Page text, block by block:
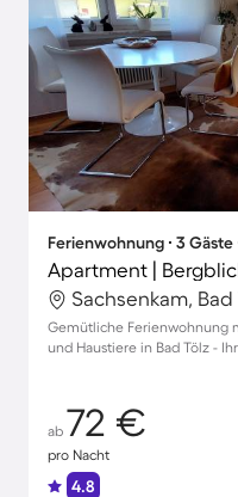
Ferienwohnung ∙ 3 Gäste
Apartment |
Gemütliche Ferienwohnung
und Haustiere in Bad Tölz -
ab 72 €
pro Nacht
4.8